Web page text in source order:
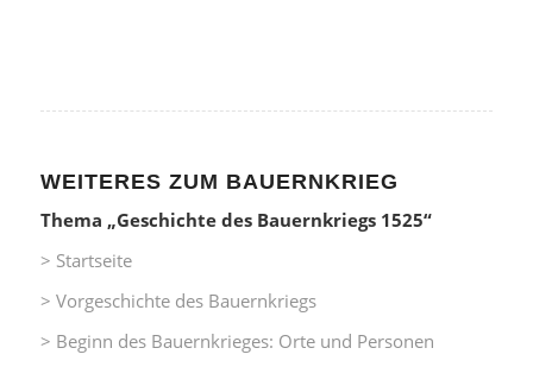
WEITERES ZUM BAUERNKRIEG
Thema „Geschichte des Bauernkriegs 1525“
> Startseite
> Vorgeschichte des Bauernkriegs
> Beginn des Bauernkrieges: Orte und Personen